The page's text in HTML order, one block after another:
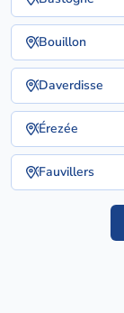
Bouillon
Daverdisse
Érezée
Fauvillers